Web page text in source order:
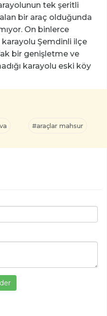
tek şeritli
bir araç olduğunda
On binlerce
karayolu Şemdinli ilçe
bir genişletme ve
karayolu eski köy
#araçlar mahsur